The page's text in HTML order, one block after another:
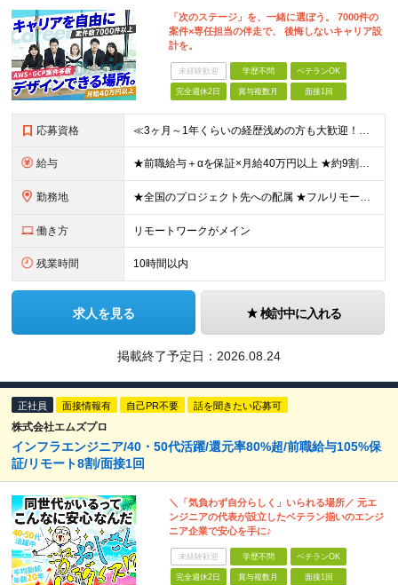
「次のステージ」を、一緒に選ぼう。 7000件の
案件×専任担当の伴走で、 後悔しないキャリア設
計を。
未経験歓迎 学歴不問 ベテランOK
完全週休2日 賞与複数月 面接1回
応募資格 ≪3ヶ月～1年くらいの経歴浅めの方も大歓迎！≫ ★設計・構築から運用・保守まで、フェーズ不問で歓迎します！ ■インフラエンジニアとして何かしらの経験をお持ちの方（工程不問） ■第二新卒・ブランクOK
給与 ★前職給与＋αを保証×月給40万円以上 ★約9割が前職より給与アップを実現 月給40万円以上＋各種手当＋賞与 ＜9割が年収アップを実現＞ 入社されたエンジニアの9割が前職よりも給与アップをしていま
勤務地 ★全国のプロジェクト先への配属 ★フルリモートワーク案件あり ★転勤なし 勤務地はご希望を考慮し、決定します。 「自宅から近い場所が良い」といった要望もお聞かせください！ ＜配属エリア＞ ［東北］
働き方 リモートワークがメイン
残業時間 10時間以内
求人を見る 検討中に入れる
掲載終了予定日： 2026.08.24
正社員 面接情報有 自己PR不要 話を聞きたい応募可
株式会社エムズプロ
インフラエンジニア/40・50代活躍/還元率80%超/前職給与105%保
証/リモート8割/面接1回
＼「気負わず自分らしく」いられる場所／ 元エ
ンジニアの代表が設立したベテラン揃いのエンジ
ニア企業で安心を手に♪
未経験歓迎 学歴不問 ベテランOK
完全週休2日 賞与複数月 面接1回